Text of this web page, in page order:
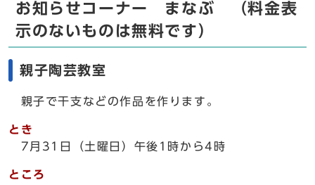
お知らせコーナー まなぶ （料金表
示のないものは無料です）
親子陶芸教室
親子で干支などの作品を作ります。
とき
7月31日（土曜日）午後1時から4時
ところ